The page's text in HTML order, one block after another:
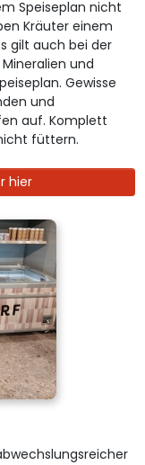
Speiseplan nicht
Kräuter einem
gilt auch bei der
und
Gewisse
und
auf. Komplett
füttern.
hier